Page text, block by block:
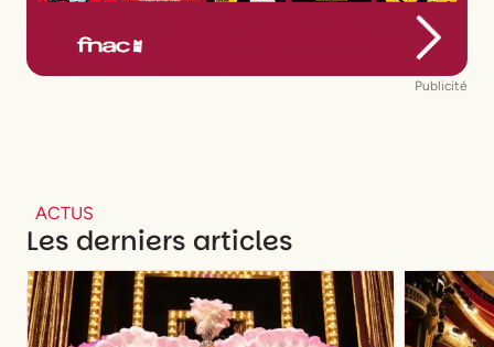
Publicité
ACTUS
Les derniers articles